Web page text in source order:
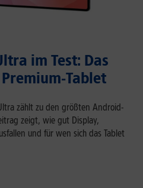
im Test: Das
Tablet
zählt zu den größten Android-
zeigt, wie gut Display,
und für wen sich das Tablet